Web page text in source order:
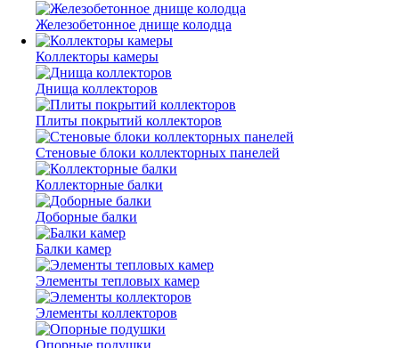
Железобетонное днище колодца
Коллекторы камеры
Днища коллекторов
Плиты покрытий коллекторов
Стеновые блоки коллекторных панелей
Коллекторные балки
Доборные балки
Балки камер
Элементы тепловых камер
Элементы коллекторов